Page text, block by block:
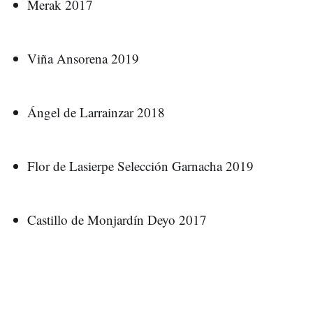
Merak 2017
Viña Ansorena 2019
Ángel de Larrainzar 2018
Flor de Lasierpe Selección Garnacha 2019
Castillo de Monjardín Deyo 2017